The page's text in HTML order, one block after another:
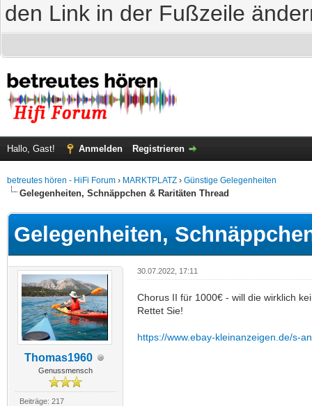
den Link in der Fußzeile
Hallo, Gast! Anmelden Registrieren
betreutes hören - HiFi Forum › MARKTPLATZ › Günstige Gelegenheiten
Gelegenheiten, Schnäppchen & Raritäten Thread
Gelegenheiten,
Thomas1960
Genussmensch
Beiträge: 217
30.07.2022, 17:11
Chorus II für 1000€ - will die wirklich
Rettet Sie!
https://www.ebay-kleinanzeigen.de/s-